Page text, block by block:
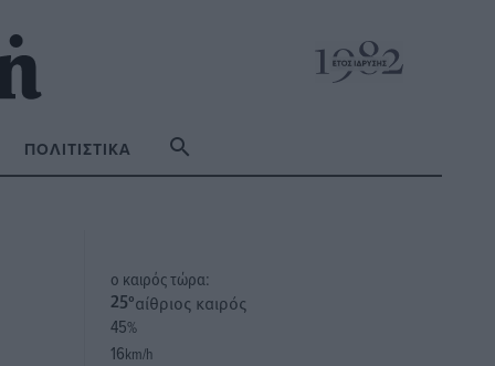
ΠΟΛΙΤΙΣΤΙΚΆ
o καιρός τώρα:
25°αίθριος καιρός
45%
16km/h